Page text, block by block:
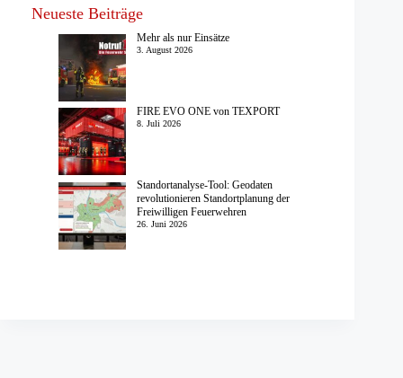
Neueste Beiträge
Mehr als nur Einsätze
3. August 2026
FIRE EVO ONE von TEXPORT
8. Juli 2026
Standortanalyse-Tool: Geodaten
revolutionieren Standortplanung der
Freiwilligen Feuerwehren
26. Juni 2026